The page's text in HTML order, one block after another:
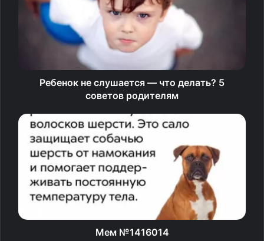
Евгения Абелюк преподавала детям литературу более
40 лет и долгое время работала над школьными
учебниками, которые оказались востребованными — но
почти недоступными. Что теперь делать учителю,
когда все школы идут по единой программе, почему
современный учебник не может быть справочником и
как говорить на уроках про «Молодую гвардию»,
которую не хотели трогать даже в советское время, —
читайте в интервью «Правмиру».
«Литература — не
идеологический
комментарий»
— Теперь произведения Пушкина, Лермонтова и
Ребенок не слушается — что делать? 5
советов родителям
Мем №1416014